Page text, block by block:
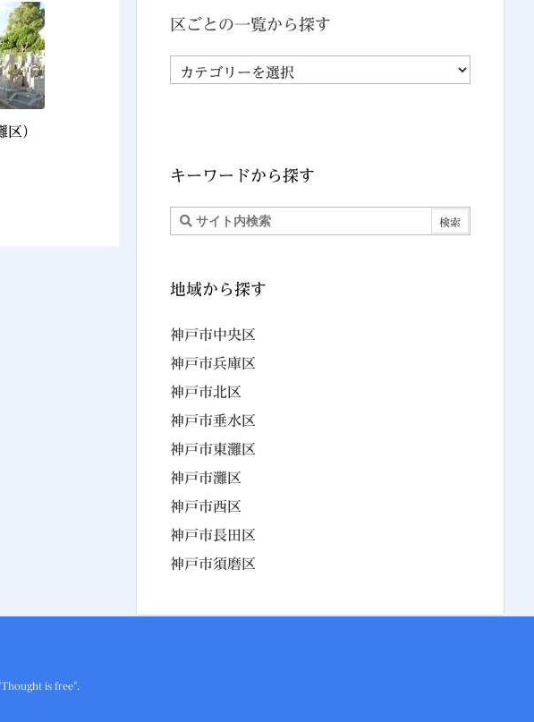
）
区ごとの一覧から探す
区
覧
か
ら
キーワードから探す
地域から探す
神戸市中央区
神戸市兵庫区
神戸市北区
神戸市垂水区
神戸市東灘区
神戸市灘区
神戸市西区
神戸市長田区
神戸市須磨区
Thought is free".